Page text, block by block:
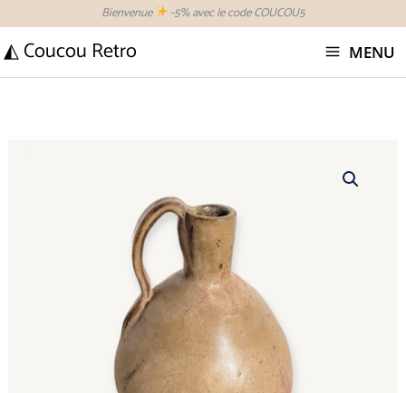
contenu
Bienvenue -5% avec le code COUCOU5
◭ Coucou Retro MENU